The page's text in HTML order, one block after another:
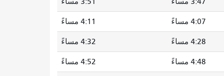
4:07 مساءً 4:11 مساءً
4:28 مساءً 4:32 مساءً
4:48 مساءً 4:52 مساءً